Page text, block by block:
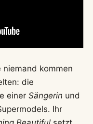
niemand kommen
die
einer Sängerin und
Ihr